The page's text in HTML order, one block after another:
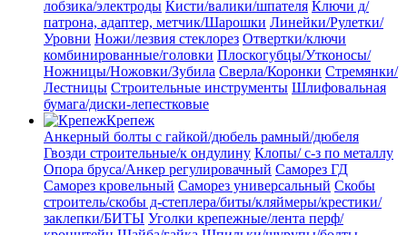
лобзика/электроды Кисти/валики/шпателя Ключи д/
патрона, адаптер, метчик/Шарошки Линейки/Рулетки/
Уровни Ножи/лезвия стеклорез Отвертки/ключи
комбинированные/головки Плоскогубцы/Утконосы/
Ножницы/Ножовки/Зубила Сверла/Коронки Стремянки/
Лестницы Строительные инструменты Шлифовальная
бумага/диски-лепестковые
Крепеж
Анкерный болты с гайкой/дюбель рамный/дюбеля
Гвозди строительные/к ондулину Клопы/ с-з по металлу
Опора бруса/Анкер регулировачный Саморез ГД
Саморез кровельный Саморез универсальный Скобы
строитель/скобы д-степлера/биты/кляймеры/крестики/
заклепки/БИТЫ Уголки крепежные/лента перф/